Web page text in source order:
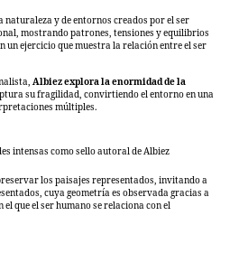
naturaleza y de entornos creados por el ser
mostrando patrones, tensiones y equilibrios
un ejercicio que muestra la relación entre el ser
Albiez explora la enormidad de la
su fragilidad, convirtiendo el entorno en una
múltiples.
intensas como sello autoral de Albiez
los paisajes representados, invitando a
cuya geometría es observada gracias a
que el ser humano se relaciona con el